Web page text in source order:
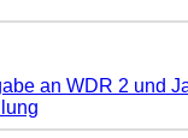
an WDR 2 und